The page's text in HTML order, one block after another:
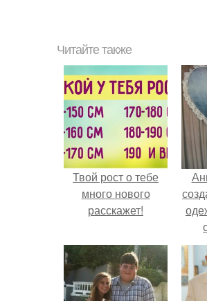
Читайте также
Твой рост о тебе
много нового
расскажет!